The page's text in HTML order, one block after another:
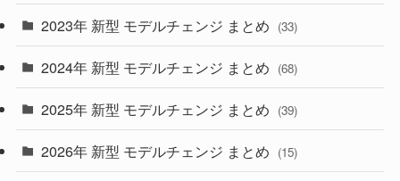
(22)
(4)
(9)
(4)
2023年 新型 モデルチェンジ まとめ (33)
2024年 新型 モデルチェンジ まとめ (68)
2025年 新型 モデルチェンジ まとめ (39)
2026年 新型 モデルチェンジ まとめ (15)